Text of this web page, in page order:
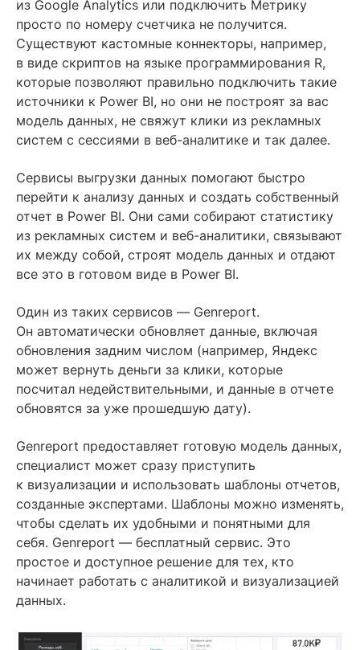
из Google Analytics или подключить Метрику
просто по номеру счетчика не получится.
Существуют кастомные коннекторы, например,
в виде скриптов на языке программирования R,
которые позволяют правильно подключить такие
источники к Power BI, но они не построят за вас
модель данных, не свяжут клики из рекламных
систем с сессиями в веб-аналитике и так далее.
Сервисы выгрузки данных помогают быстро
перейти к анализу данных и создать собственный
отчет в Power BI. Они сами собирают статистику
из рекламных систем и веб-аналитики, связывают
их между собой, строят модель данных и отдают
все это в готовом виде в Power BI.
Один из таких сервисов — Genreport.
Он автоматически обновляет данные, включая
обновления задним числом (например, Яндекс
может вернуть деньги за клики, которые
посчитал недействительными, и данные в отчете
обновятся за уже прошедшую дату).
Genreport предоставляет готовую модель данных,
специалист может сразу приступить
к визуализации и использовать шаблоны отчетов,
созданные экспертами. Шаблоны можно изменять,
чтобы сделать их удобными и понятными для
себя. Genreport — бесплатный сервис. Это
простое и доступное решение для тех, кто
начинает работать с аналитикой и визуализацией
данных.